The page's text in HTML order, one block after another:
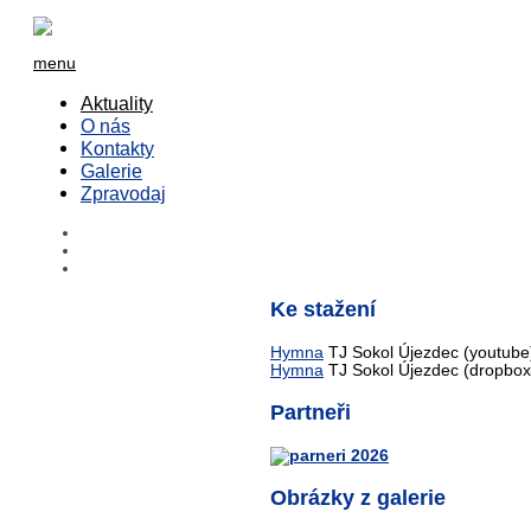
menu
Aktuality
O nás
Kontakty
Galerie
Zpravodaj
Ke stažení
Hymna TJ Sokol Újezdec
Hymna TJ Sokol Újezdec
Partneři
Obrázky z galerie